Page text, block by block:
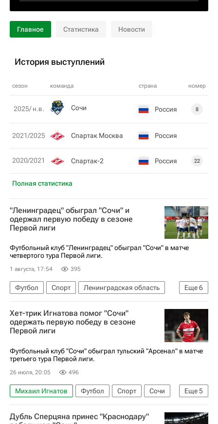
Главное Статистика Новости
История выступлений
сезон команда страна номер
Полная статистика
2025/ н.в. Сочи Россия 8
2021/2025 Спартак Москва Россия
2020/2021 Спартак-2 Россия 22
"Ленинградец" обыграл "Сочи" и
одержал первую победу в сезоне
Первой лиги
Футбольный клуб "Ленинградец" обыграл "Сочи" в матче
четвертого тура Первой лиги.
1 августа, 17:54 395
Еще6
Футбол Спорт
Ленинградская область
Первая лига
Артем Кулишев
Игорь Калинин
Даниил Родин
Ленинградец
Хет-трик Игнатова помог "Сочи"
одержать первую победу в сезоне
Первой лиги
Футбольный клуб "Сочи" обыграл тульский "Арсенал" в матче
третьего тура Первой лиги.
26 июля, 20:05 496
Еще5
Михаил Игнатов Футбол Спорт
Сочи
Павел Мелешин
Арсенал (Лондон)
Сочи
Захар Федоров
Первая лига
Дубль Сперцяна принес "Краснодару"